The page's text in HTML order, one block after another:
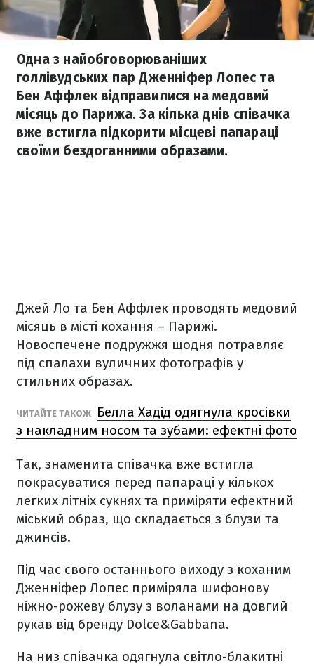
Одна з найобговорюваніших
голлівудських пар Дженніфер Лопес та
Бен Аффлек відправилися на медовий
місяць до Парижа. За кілька днів співачка
вже встигла підкорити місцеві папараці
своїми бездоганними образами.
Джей Ло та Бен Аффлек проводять медовий
місяць в місті кохання – Парижі.
Новоспечене подружжя щодня потравляє
під спалахи вуличних фотографів у
стильних образах.
ЧИТАЙТЕ ТАКОЖ
Белла Хадід одягнула кросівки
з накладним носом та зубами: ефектні фото
Так, знаменита співачка вже встигла
покрасуватися перед папараці у кількох
легких літніх сукнях та приміряти ефектний
міський образ, що складається з блузи та
джинсів.
Під час свого останнього виходу з коханим
Дженніфер Лопес приміряла шифонову
ніжно-рожеву блузу з воланами на довгий
рукав від бренду Dolce&Gabbana.
На низ співачка одягнула світло-блакитні